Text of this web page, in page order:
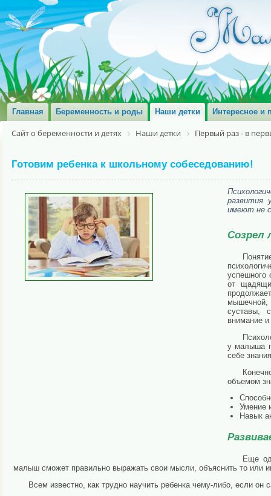
Главная Беременность и роды Наши детки Интересное и
Сайт о беременности и детях Наши детки Первый раз - в
Готовим ребенка к школьному собеседованию!
развития
имеют не
Созрел
успешного
от
мышечной,
суставы,
внимание
у малыша
себе
объемом
Умение
Навык
Еще
малыш сможет правильно выражать свои мысли, объяснить то или
Всем известно, как трудно научить ребенка чему-либо, если